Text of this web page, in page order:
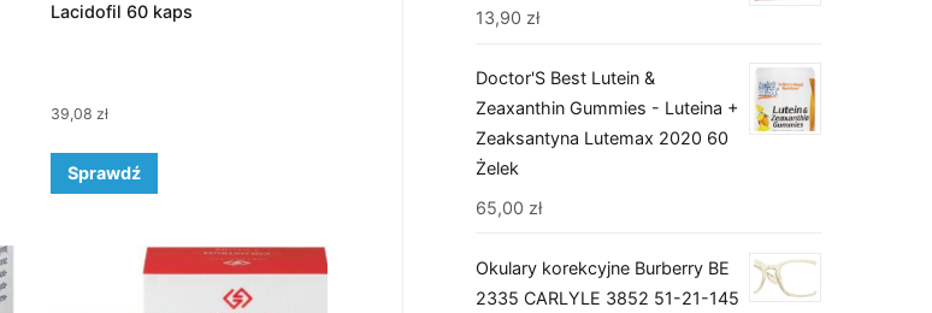
Lacidofil 60 kaps
39,08 zł
Sprawdź
13,90 zł
Doctor'S Best Lutein &
Zeaxanthin Gummies - Luteina +
Zeaksantyna Lutemax 2020 60
Żelek
65,00 zł
Okulary korekcyjne Burberry BE
2335 CARLYLE 3852 51-21-145